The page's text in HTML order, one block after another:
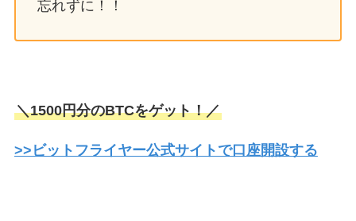
忘れずに！！
＼1500円分のBTCをゲット！／
>>ビットフライヤー公式サイトで口座開設する